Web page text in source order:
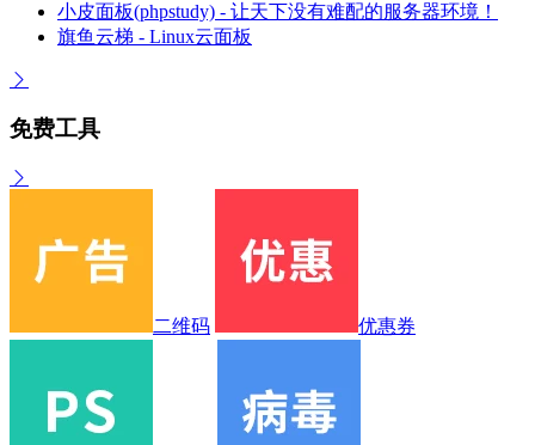
小皮面板(phpstudy) - 让天下没有难配的服务器环境！
旗鱼云梯 - Linux云面板
免费工具
二维码 优惠券